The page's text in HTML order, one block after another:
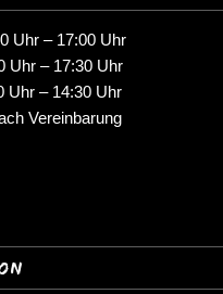
Uhr – 17:00 Uhr
Uhr – 17:30 Uhr
Uhr – 14:30 Uhr
Vereinbarung